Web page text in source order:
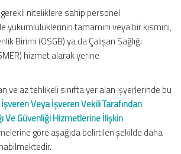
niteliklere sahip personel
yükümlülüklerinin tamamını veya bir kısmını,
Birimi (OSGB) ya da Çalışan Sağlığı
hizmet alarak yerine
ve az tehlikeli sınıfta yer alan işyerlerinde bu
Veya İşveren Vekili Tarafından
Ve Güvenliği Hizmetlerine İlişkin
göre aşağıda belirtilen şekilde daha